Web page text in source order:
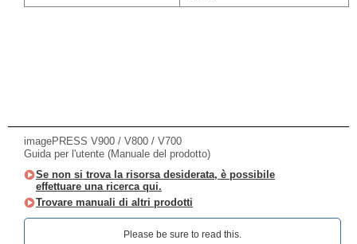
imagePRESS V900 / V800 / V700
Guida per l'utente (Manuale del prodotto)
Se non si trova la risorsa desiderata, è possibile
effettuare una ricerca qui.
Trovare manuali di altri prodotti
Please be sure to read this.‎